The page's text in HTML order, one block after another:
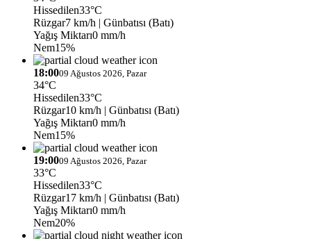
Hissedilen33°C
Rüzgar7 km/h | Günbatısı (Batı)
Yağış Miktarı0 mm/h
Nem15%
18:0009 Ağustos 2026, Pazar
34°C
Hissedilen33°C
Rüzgar10 km/h | Günbatısı (Batı)
Yağış Miktarı0 mm/h
Nem15%
19:0009 Ağustos 2026, Pazar
33°C
Hissedilen33°C
Rüzgar17 km/h | Günbatısı (Batı)
Yağış Miktarı0 mm/h
Nem20%